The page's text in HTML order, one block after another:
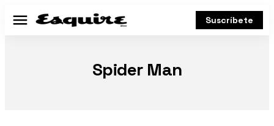
Menú Suscríbete
Spider Man